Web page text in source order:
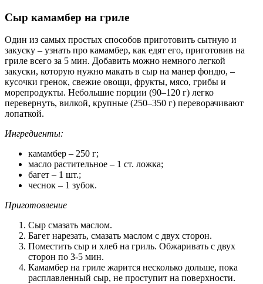
Сыр камамбер на гриле
Один из самых простых способов приготовить сытную и
закуску – узнать про камамбер, как едят его, приготовив на
гриле всего за 5 мин. Добавить можно немного легкой
закуски, которую нужно макать в сыр на манер фондю, –
кусочки гренок, свежие овощи, фрукты, мясо, грибы и
морепродукты. Небольшие порции (90–120 г) легко
перевернуть, вилкой, крупные (250–350 г) переворачивают
лопаткой.
Ингредиенты:
камамбер – 250 г;
масло растительное – 1 ст. ложка;
багет – 1 шт.;
чеснок – 1 зубок.
Приготовление
Сыр смазать маслом.
Багет нарезать, смазать маслом с двух сторон.
Поместить сыр и хлеб на гриль. Обжаривать с двух
сторон по 3-5 мин.
Камамбер на гриле жарится несколько дольше, пока
расплавленный сыр, не проступит на поверхности.